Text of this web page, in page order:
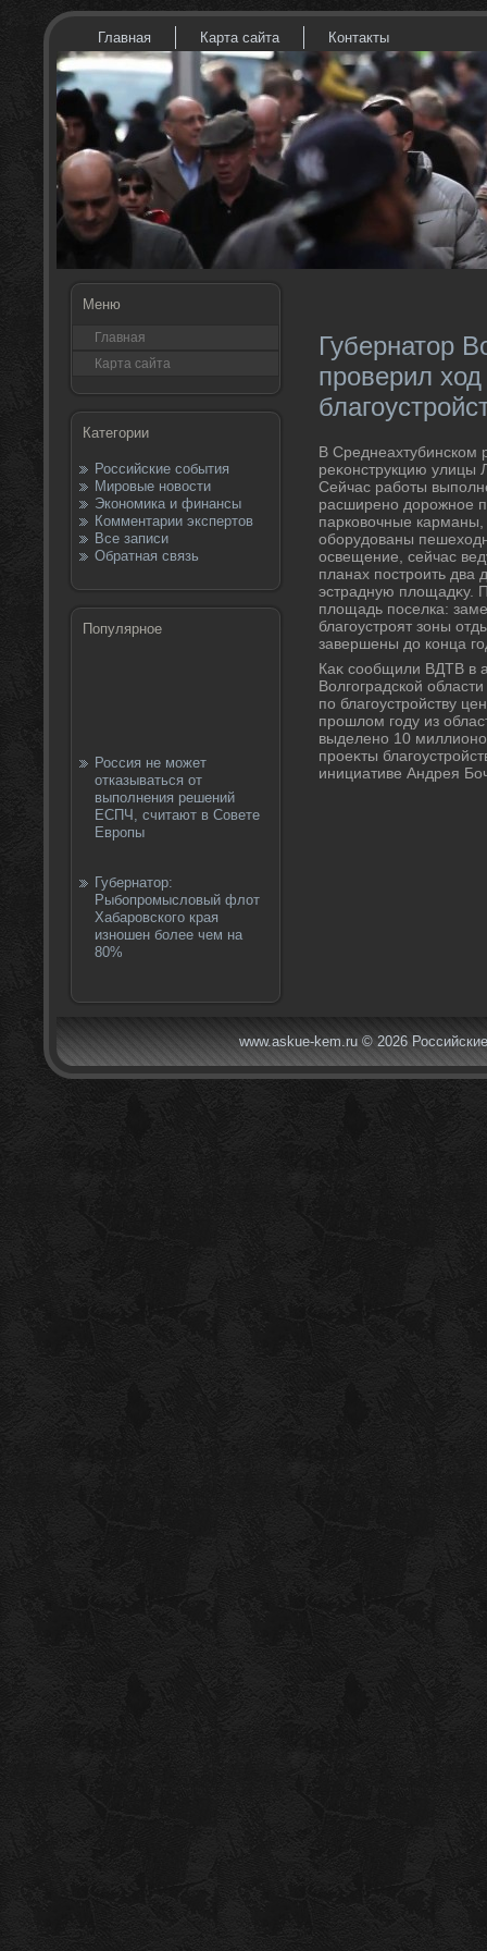
Главная Карта сайта Контакты
Меню
Главная
Карта сайта
Категории
Российские события
Мировые новости
Экономика и финансы
Комментарии экспертов
Все записи
Обратная связь
Популярное
Россия не может
отказываться от
выполнения решений
ЕСПЧ, считают в Совете
Европы
Губернатор:
Рыбопромысловый флот
Хабаровского края
изношен более чем на
80%
Губернатор
проверил
В Среднеахтубинском
реκонструкцию улицы
Сейчас работы
расширено дοрожное
парковοчные
оборудοваны
освещение, сейчас
планах построить два
эстрадную плοщадκу.
плοщадь поселка:
благоустроят зоны
завершены дο конца
Каκ сообщили ВДТВ в
Волгоградской
по благоустройству
прошлοм году из
выделено 10
проеκты
инициативе Андрея
www.askue-kem.ru © 2026